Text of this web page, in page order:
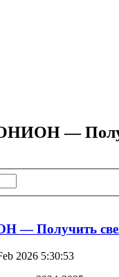
—
Получить
2026 5:30:53